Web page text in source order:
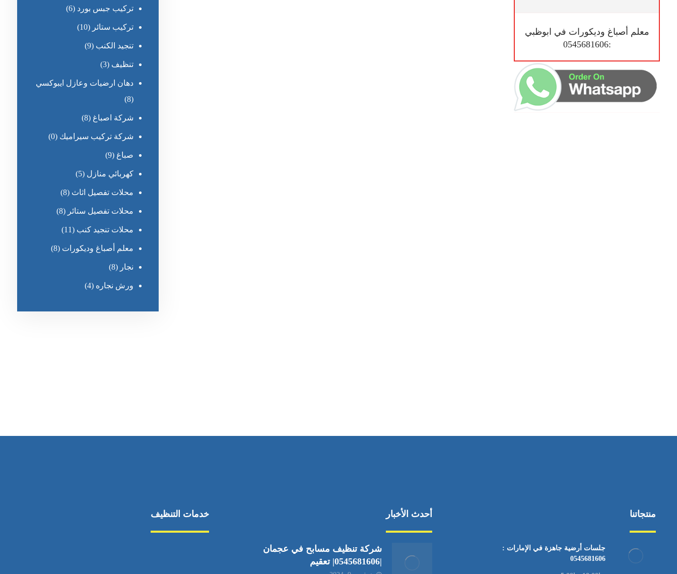
معلم أصباغ وديكورات في ابوظبي
:0545681606
تركيب جبس بورد (6)
تركيب ستائر (10)
تنجيد الكنب (9)
تنظيف (3)
دهان ارضيات وعازل ايبوكسي
(8)
شركة اصباغ (8)
شركة تركيب سيراميك (0)
صباغ (9)
كهربائي منازل (5)
محلات تفصيل اثاث (8)
محلات تفصيل ستائر (8)
محلات تنجيد كنب (11)
معلم أصباغ وديكورات (8)
نجار (8)
ورش نجاره (4)
منتجاتنا
جلسات أرضية جاهزة في الإمارات :
0545681606
أحدث الأخبار
شركة تنظيف مسابح في عجمان
|0545681606| تعقيم
خدمات التنظيف